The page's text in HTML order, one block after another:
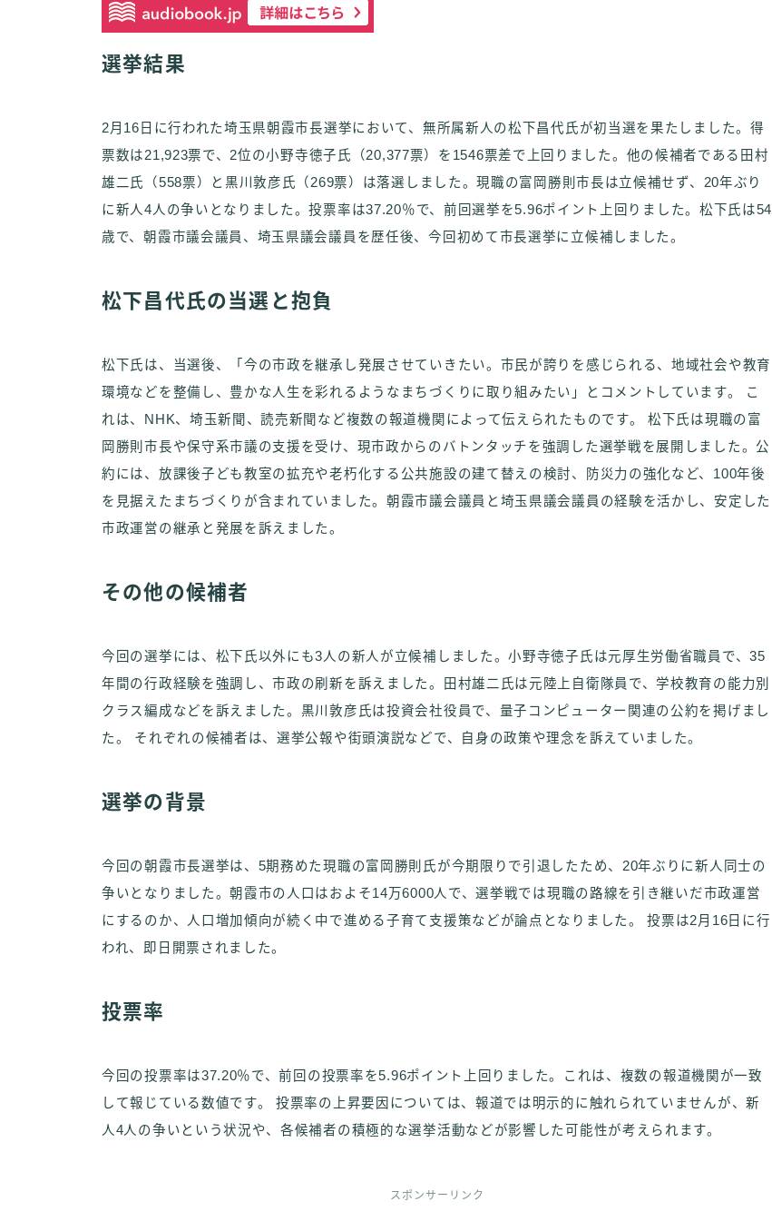
選挙結果
2月16日に行われた埼玉県朝霞市長選挙において、無所属新人の松下昌代氏が初当選を果たしました。得
票数は21,923票で、2位の小野寺徳子氏（20,377票）を1546票差で上回りました。他の候補者である田村
雄二氏（558票）と黒川敦彦氏（269票）は落選しました。現職の富岡勝則市長は立候補せず、20年ぶり
に新人4人の争いとなりました。投票率は37.20％で、前回選挙を5.96ポイント上回りました。松下氏は54
歳で、朝霞市議会議員、埼玉県議会議員を歴任後、今回初めて市長選挙に立候補しました。
松下昌代氏の当選と抱負
松下氏は、当選後、「今の市政を継承し発展させていきたい。市民が誇りを感じられる、地域社会や教育
環境などを整備し、豊かな人生を彩れるようなまちづくりに取り組みたい」とコメントしています。 こ
れは、NHK、埼玉新聞、読売新聞など複数の報道機関によって伝えられたものです。 松下氏は現職の富
岡勝則市長や保守系市議の支援を受け、現市政からのバトンタッチを強調した選挙戦を展開しました。公
約には、放課後子ども教室の拡充や老朽化する公共施設の建て替えの検討、防災力の強化など、100年後
を見据えたまちづくりが含まれていました。朝霞市議会議員と埼玉県議会議員の経験を活かし、安定した
市政運営の継承と発展を訴えました。
その他の候補者
今回の選挙には、松下氏以外にも3人の新人が立候補しました。小野寺徳子氏は元厚生労働省職員で、35
年間の行政経験を強調し、市政の刷新を訴えました。田村雄二氏は元陸上自衛隊員で、学校教育の能力別
クラス編成などを訴えました。黒川敦彦氏は投資会社役員で、量子コンピューター関連の公約を掲げまし
た。 それぞれの候補者は、選挙公報や街頭演説などで、自身の政策や理念を訴えていました。
選挙の背景
今回の朝霞市長選挙は、5期務めた現職の富岡勝則氏が今期限りで引退したため、20年ぶりに新人同士の
争いとなりました。朝霞市の人口はおよそ14万6000人で、選挙戦では現職の路線を引き継いだ市政運営
にするのか、人口増加傾向が続く中で進める子育て支援策などが論点となりました。 投票は2月16日に行
われ、即日開票されました。
投票率
今回の投票率は37.20％で、前回の投票率を5.96ポイント上回りました。これは、複数の報道機関が一致
して報じている数値です。 投票率の上昇要因については、報道では明示的に触れられていませんが、新
人4人の争いという状況や、各候補者の積極的な選挙活動などが影響した可能性が考えられます。
スポンサーリンク